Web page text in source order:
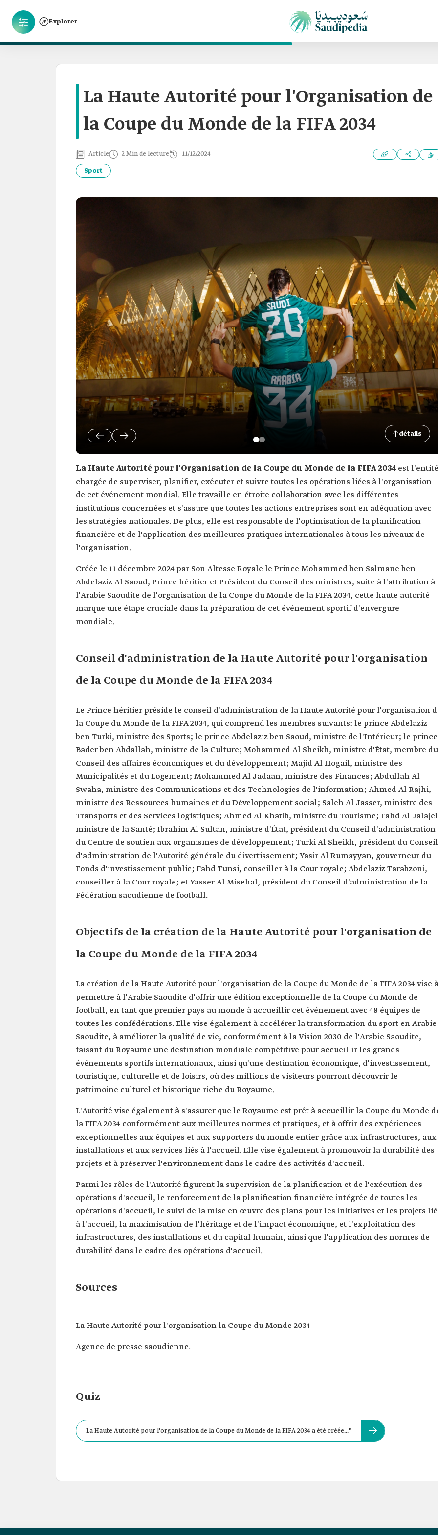
Explorer
La Haute Autorité pour l'Organisation de
la Coupe du Monde de la FIFA 2034
Article 2 Min de lecture 11/12/2024
Sport
détails
La Haute Autorité pour l'Organisation de la Coupe du Monde de la FIFA 2034 est l'entité
chargée de superviser, planifier, exécuter et suivre toutes les opérations liées à l'organisation
de cet événement mondial. Elle travaille en étroite collaboration avec les différentes
institutions concernées et s'assure que toutes les actions entreprises sont en adéquation avec
les stratégies nationales. De plus, elle est responsable de l'optimisation de la planification
financière et de l'application des meilleures pratiques internationales à tous les niveaux de
l'organisation.
Créée le 11 décembre 2024 par Son Altesse Royale le Prince Mohammed ben Salmane ben
Abdelaziz Al Saoud, Prince héritier et Président du Conseil des ministres, suite à l'attribution à
l'Arabie Saoudite de l'organisation de la Coupe du Monde de la FIFA 2034, cette haute autorité
marque une étape cruciale dans la préparation de cet événement sportif d'envergure
mondiale.
Conseil d'administration de la Haute Autorité pour l'organisation
de la Coupe du Monde de la FIFA 2034
Le Prince héritier préside le conseil d'administration de la Haute Autorité pour l'organisation
la Coupe du Monde de la FIFA 2034, qui comprend les membres suivants: le prince Abdelaziz
ben Turki, ministre des Sports; le prince Abdelaziz ben Saoud, ministre de l'Intérieur; le prince
Bader ben Abdallah, ministre de la Culture; Mohammed Al Sheikh, ministre d'État, membre du
Conseil des affaires économiques et du développement; Majid Al Hogail, ministre des
Municipalités et du Logement; Mohammed Al Jadaan, ministre des Finances; Abdullah Al
Swaha, ministre des Communications et des Technologies de l'information; Ahmed Al Rajhi,
ministre des Ressources humaines et du Développement social; Saleh Al Jasser, ministre des
Transports et des Services logistiques; Ahmed Al Khatib, ministre du Tourisme; Fahd Al
ministre de la Santé; Ibrahim Al Sultan, ministre d'État, président du Conseil d'administration
du Centre de soutien aux organismes de développement; Turki Al Sheikh, président du Conseil
d'administration de l'Autorité générale du divertissement; Yasir Al Rumayyan, gouverneur du
Fonds d'investissement public; Fahd Tunsi, conseiller à la Cour royale; Abdelaziz Tarabzoni,
conseiller à la Cour royale; et Yasser Al Misehal, président du Conseil d'administration de la
Fédération saoudienne de football.
Objectifs de la création de la Haute Autorité pour l'organisation de
la Coupe du Monde de la FIFA 2034
La création de la Haute Autorité pour l'organisation de la Coupe du Monde de la FIFA 2034 vise à
permettre à l'Arabie Saoudite d'offrir une édition exceptionnelle de la Coupe du Monde de
football, en tant que premier pays au monde à accueillir cet événement avec 48 équipes de
toutes les confédérations. Elle vise également à accélérer la transformation du sport en Arabie
Saoudite, à améliorer la qualité de vie, conformément à la Vision 2030 de l'Arabie Saoudite,
faisant du Royaume une destination mondiale compétitive pour accueillir les grands
événements sportifs internationaux, ainsi qu'une destination économique, d'investissement,
touristique, culturelle et de loisirs, où des millions de visiteurs pourront découvrir le
patrimoine culturel et historique riche du Royaume.
L'Autorité vise également à s'assurer que le Royaume est prêt à accueillir la Coupe du Monde
la FIFA 2034 conformément aux meilleures normes et pratiques, et à offrir des expériences
exceptionnelles aux équipes et aux supporters du monde entier grâce aux infrastructures, aux
installations et aux services liés à l'accueil. Elle vise également à promouvoir la durabilité des
projets et à préserver l'environnement dans le cadre des activités d'accueil.
Parmi les rôles de l'Autorité figurent la supervision de la planification et de l'exécution des
opérations d'accueil, le renforcement de la planification financière intégrée de toutes les
opérations d'accueil, le suivi de la mise en œuvre des plans pour les initiatives et les projets
à l'accueil, la maximisation de l'héritage et de l'impact économique, et l'exploitation des
infrastructures, des installations et du capital humain, ainsi que l'application des normes de
durabilité dans le cadre des opérations d'accueil.
Sources
La Haute Autorité pour l'organisation la Coupe du Monde 2034
Agence de presse saoudienne.
Quiz
La Haute Autorité pour l'organisation de la Coupe du Monde de la FIFA 2034 a été créée..."